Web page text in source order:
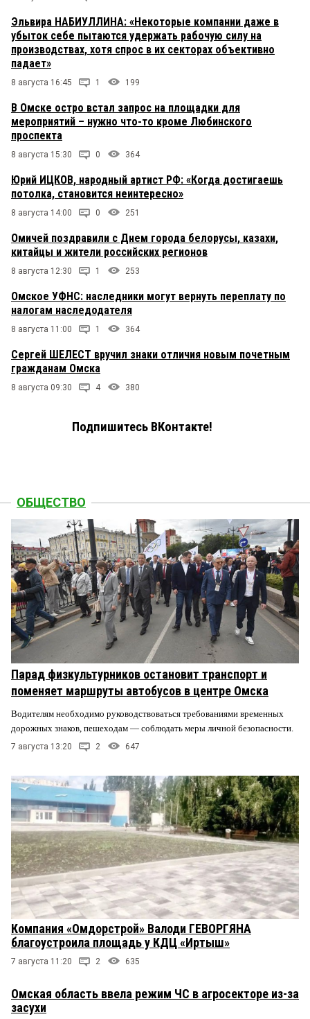
Эльвира НАБИУЛЛИНА: «Некоторые компании даже в
убыток себе пытаются удержать рабочую силу на
производствах, хотя спрос в их секторах объективно
падает»
8 августа 16:45 1 199
В Омске остро встал запрос на площадки для
мероприятий – нужно что-то кроме Любинского
проспекта
8 августа 15:30 0 364
Юрий ИЦКОВ, народный артист РФ: «Когда достигаешь
потолка, становится неинтересно»
8 августа 14:00 0 251
Омичей поздравили с Днем города белорусы, казахи,
китайцы и жители российских регионов
8 августа 12:30 1 253
Омское УФНС: наследники могут вернуть переплату по
налогам наследодателя
8 августа 11:00 1 364
Сергей ШЕЛЕСТ вручил знаки отличия новым почетным
гражданам Омска
8 августа 09:30 4 380
Подпишитесь ВКонтакте!
ОБЩЕСТВО
Парад физкультурников остановит транспорт и
поменяет маршруты автобусов в центре Омска
Водителям необходимо руководствоваться требованиями временных
дорожных знаков, пешеходам — соблюдать меры личной безопасности.
7 августа 13:20 2 647
Компания «Омдорстрой» Валоди ГЕВОРГЯНА
благоустроила площадь у КДЦ «Иртыш»
7 августа 11:20 2 635
Омская область ввела режим ЧС в агросекторе из-за
засухи